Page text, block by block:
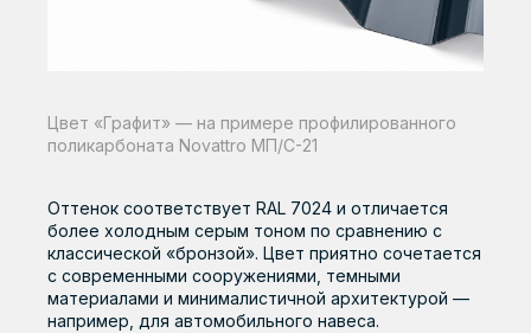
Цвет «Графит» — на примере профилированного
поликарбоната Novattro МП/С-21
Оттенок соответствует RAL 7024 и отличается
более холодным серым тоном по сравнению с
классической «бронзой». Цвет приятно сочетается
с современными сооружениями, темными
материалами и минималистичной архитектурой —
например, для автомобильного навеса.